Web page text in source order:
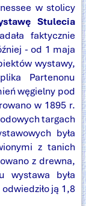
w stolicy
Stulecia
faktycznie
- od 1 maja
wystawy,
Partenonu
węgielny pod
w 1895 r.
targach
była
z tanich
z drewna,
wystawa była
ją 1,8